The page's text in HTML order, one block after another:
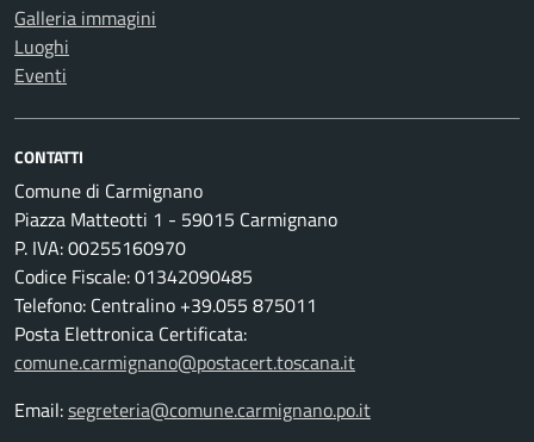
Galleria immagini
Luoghi
Eventi
CONTATTI
Comune di Carmignano
Piazza Matteotti 1 - 59015 Carmignano
P. IVA: 00255160970
Codice Fiscale: 01342090485
Telefono: Centralino +39.055 875011
Posta Elettronica Certificata:
comune.carmignano@postacert.toscana.it
Email:segreteria@comune.carmignano.po.it